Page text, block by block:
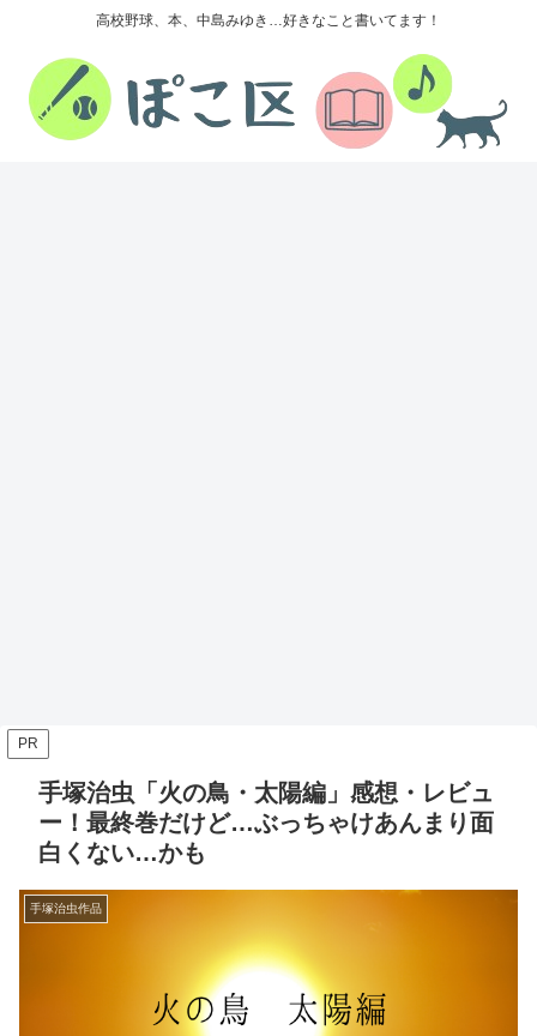
高校野球、本、中島みゆき…好きなこと書いてます！
PR
手塚治虫「火の鳥・太陽編」感想・レビュ
ー！最終巻だけど…ぶっちゃけあんまり面
白くない…かも
手塚治虫作品